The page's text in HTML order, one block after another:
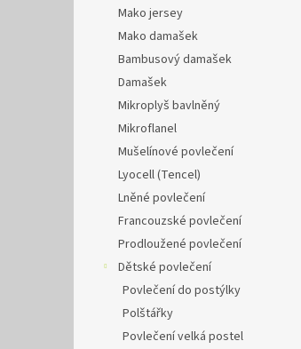
Mako jersey
Mako damašek
Bambusový damašek
Damašek
Mikroplyš bavlněný
Mikroflanel
Mušelínové povlečení
Lyocell (Tencel)
Lněné povlečení
Francouzské povlečení
Prodloužené povlečení
Dětské povlečení
Povlečení do postýlky
Polštářky
Povlečení velká postel